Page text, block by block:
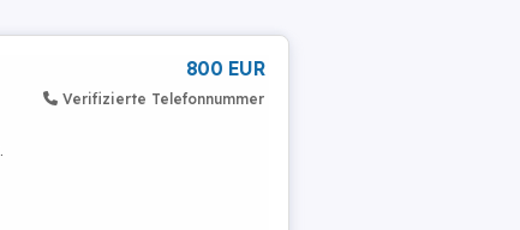
800 EUR
Verifizierte Telefonnummer